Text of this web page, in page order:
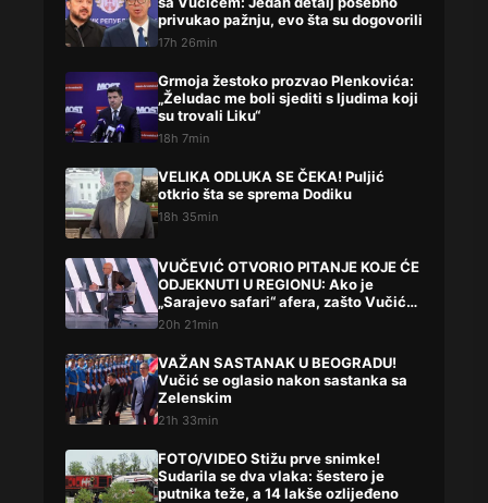
privukao pažnju, evo šta su dogovorili
17h 26min
Grmoja žestoko prozvao Plenkovića:
„Želudac me boli sjediti s ljudima koji
su trovali Liku“
18h 7min
VELIKA ODLUKA SE ČEKA! Puljić
otkrio šta se sprema Dodiku
18h 35min
VUČEVIĆ OTVORIO PITANJE KOJE ĆE
ODJEKNUTI U REGIONU: Ako je
„Sarajevo safari“ afera, zašto Vučića
niste procesuirali?!
20h 21min
VAŽAN SASTANAK U BEOGRADU!
Vučić se oglasio nakon sastanka sa
Zelenskim
21h 33min
FOTO/VIDEO Stižu prve snimke!
Sudarila se dva vlaka: šestero je
putnika teže, a 14 lakše ozlijeđeno